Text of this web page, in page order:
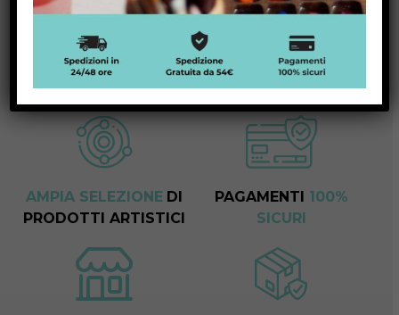
Perché scegliere Desthore
AMPIA SELEZIONE DI
PRODOTTI ARTISTICI
PAGAMENTI 100%
SICURI